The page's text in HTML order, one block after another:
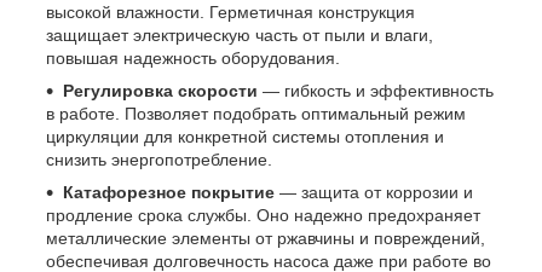
высокой влажности. Герметичная конструкция
защищает электрическую часть от пыли и влаги,
повышая надежность оборудования.
Регулировка скорости — гибкость и эффективность
в работе. Позволяет подобрать оптимальный режим
циркуляции для конкретной системы отопления и
снизить энергопотребление.
Катафорезное покрытие — защита от коррозии и
продление срока службы. Оно надежно предохраняет
металлические элементы от ржавчины и повреждений,
обеспечивая долговечность насоса даже при работе во